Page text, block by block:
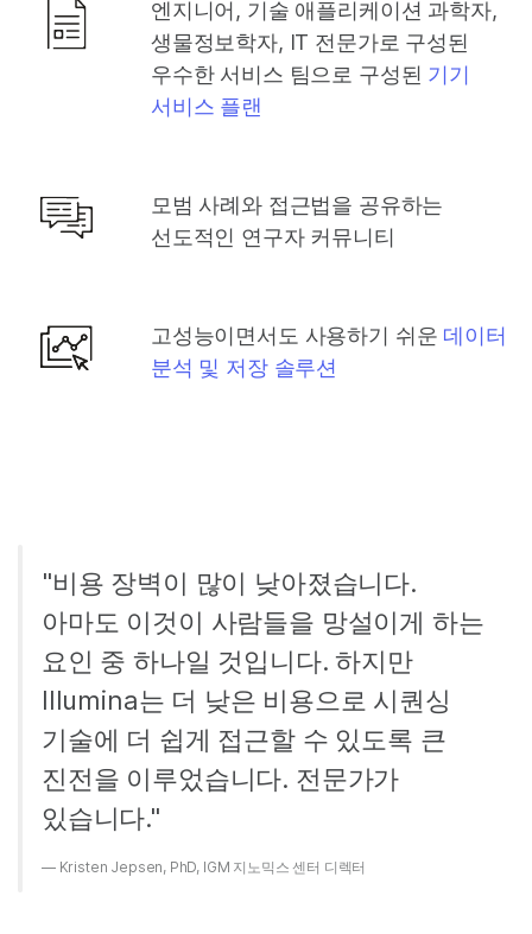
엔지니어, 기술 애플리케이션 과학자,
생물정보학자, IT 전문가로 구성된
우수한 서비스 팀으로 구성된 기기
서비스 플랜
모범 사례와 접근법을 공유하는
선도적인 연구자 커뮤니티
고성능이면서도 사용하기 쉬운 데이터
분석 및 저장 솔루션
"비용 장벽이 많이 낮아졌습니다.
아마도 이것이 사람들을 망설이게 하는
요인 중 하나일 것입니다. 하지만
Illumina는 더 낮은 비용으로 시퀀싱
기술에 더 쉽게 접근할 수 있도록 큰
진전을 이루었습니다. 전문가가
있습니다."
Kristen Jepsen, PhD, IGM 지노믹스 센터 디렉터